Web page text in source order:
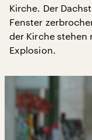
Kirche. Der
Fenster
der Kirche
Explosion.